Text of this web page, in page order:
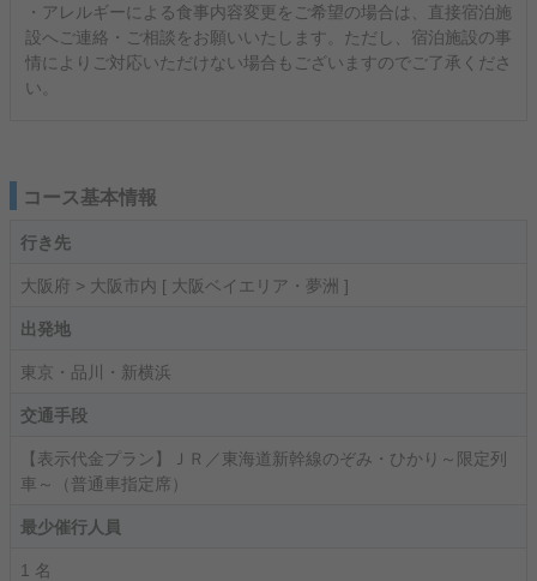
・アレルギーによる食事内容変更をご希望の場合は、直接宿泊施
設へご連絡・ご相談をお願いいたします。ただし、宿泊施設の事
情によりご対応いただけない場合もございますのでご了承くださ
い。
コース基本情報
行き先
大阪府 > 大阪市内 [ 大阪ベイエリア・夢洲 ]
出発地
東京・品川・新横浜
交通手段
【表示代金プラン】ＪＲ／東海道新幹線のぞみ・ひかり～限定列
車～（普通車指定席）
最少催行人員
1 名